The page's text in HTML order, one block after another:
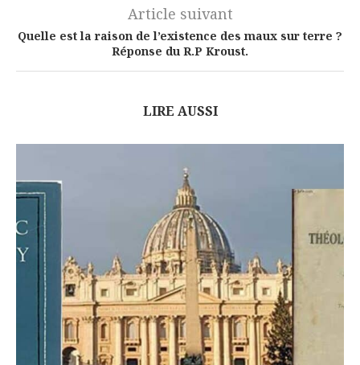
Article suivant
Quelle est la raison de l’existence des maux sur terre ?
Réponse du R.P Kroust.
LIRE AUSSI